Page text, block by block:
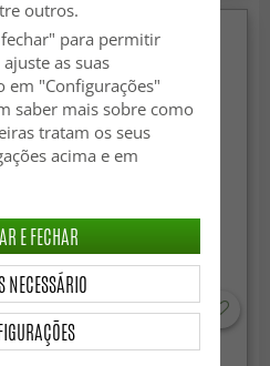
Novidade
Cobertores - Vanja Throw
outros.
para permitir
as suas
em "Configurações"
saber mais sobre como
tratam os seus
acima e em
NECESSÁRIO
E FECHAR